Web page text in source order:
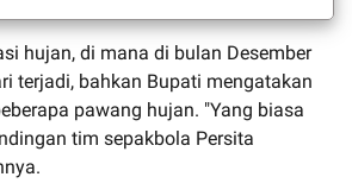
hujan, di mana di bulan Desember
terjadi, bahkan Bupati mengatakan
pawang hujan. "Yang biasa
tim sepakbola Persita